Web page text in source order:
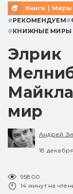
Книги | Миры
#РЕКОМЕНДУЕМ#
#КНИЖНЫЕ МИРЫ
Элрик
мир
Андрей
18
95800
14 минут на